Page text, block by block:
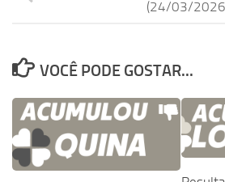
(24/03/
VOCÊ PODE GOSTAR...